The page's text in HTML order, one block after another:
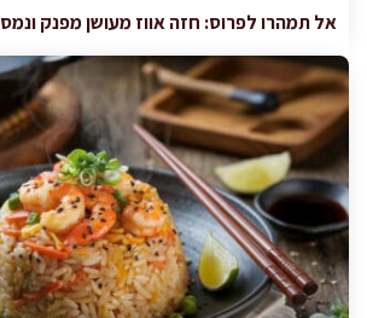
אל תמהרו לפרוס: חזה אווז מעושן מפנק ונמס